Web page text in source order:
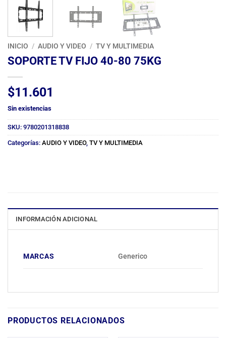
INICIO / AUDIO Y VIDEO / TV Y MULTIMEDIA
SOPORTE TV FIJO 40-80 75KG
$11.601
Sin existencias
SKU: 9780201318838
Categorías: AUDIO Y VIDEO, TV Y MULTIMEDIA
INFORMACIÓN ADICIONAL
MARCAS Generico
PRODUCTOS RELACIONADOS